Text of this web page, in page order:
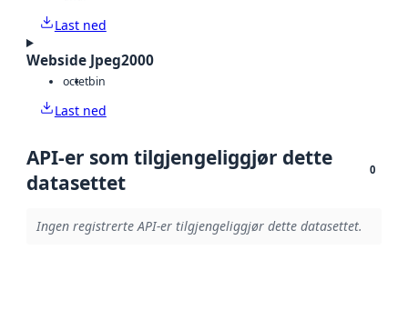
Last ned
Webside Jpeg2000
octetbin
Last ned
API-er som tilgjengeliggjør dette
datasettet
0
Ingen registrerte API-er tilgjengeliggjør dette datasettet.